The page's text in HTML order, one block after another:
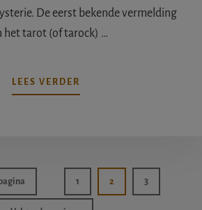
De eerst bekende vermelding
het tarot (of tarock) …
LEES VERDER
DOEN
Pagina
1 Pagina
2 Pagina
3